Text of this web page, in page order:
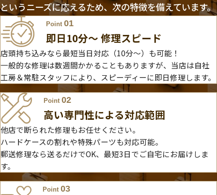
というニーズに応えるため、次の特徴を備えています。
Point 01
即日10分〜 修理スピード
店頭持ち込みなら最短当日対応（10分～）も可能！
一般的な修理は数週間かかることもありますが、当店は自社
工房＆常駐スタッフにより、スピーディーに即日修理します。
Point02
高い専門性による対応範囲
他店で断られた修理もお任せください。
ハードケースの割れや特殊パーツも対応可能。
郵送修理なら送るだけでOK、最短3日でご自宅にお届けしま
す。
Point 03